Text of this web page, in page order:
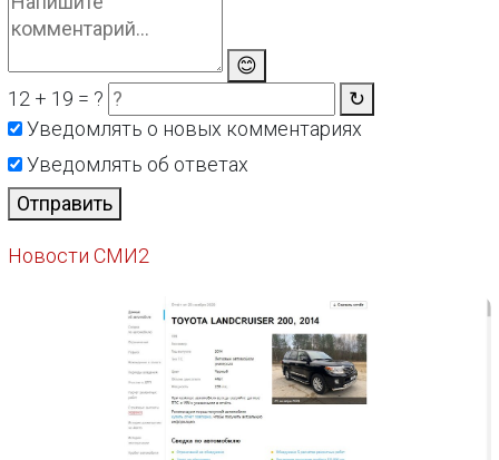
😊
12 + 19 = ?
↻
Уведомлять о новых комментариях
Уведомлять об ответах
Отправить
Новости СМИ2